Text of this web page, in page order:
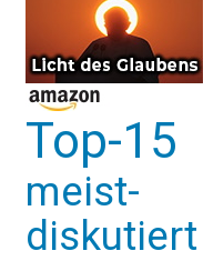
Top-15
meist-
diskutiert